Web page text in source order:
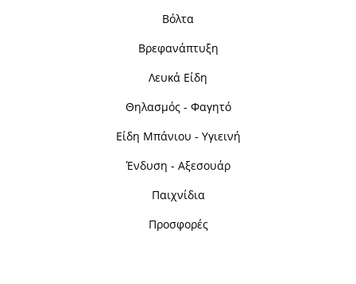
Βόλτα
Βρεφανάπτυξη
Λευκά Είδη
Θηλασμός - Φαγητό
Είδη Μπάνιου - Υγιεινή
Ένδυση - Αξεσουάρ
Παιχνίδια
Προσφορές